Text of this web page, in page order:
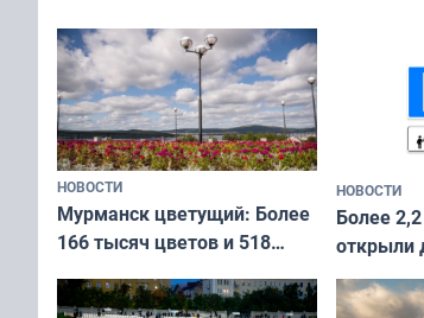
коренных народов мира
НОВОСТИ
Мурманск цветущий: Более
166 тысяч цветов и 518
НОВОСТИ
Более
открыли
край в
«Туризм